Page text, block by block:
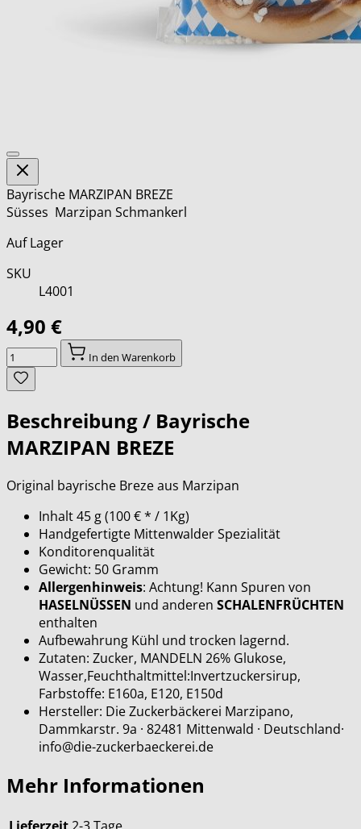
Bayrische MARZIPAN BREZE
Süsses Marzipan Schmankerl
Auf Lager
SKU
L4001
4,90 €
Menge
In den Warenkorb
Beschreibung / Bayrische
MARZIPAN BREZE
Original bayrische Breze aus Marzipan
Inhalt45 g(100 € * / 1Kg)
Handgefertigte Mittenwalder Spezialität
Konditorenqualität
Gewicht: 50 Gramm
Allergenhinweis: Achtung! Kann Spuren von
HASELNÜSSEN und anderen SCHALENFRÜCHTEN
enthalten
Aufbewahrung Kühl und trocken lagernd.
Zutaten: Zucker, MANDELN 26% Glukose,
Wasser,Feuchthaltmittel:Invertzuckersirup,
Farbstoffe: E160a, E120, E150d
Hersteller: Die Zuckerbäckerei Marzipano,
Dammkarstr. 9a · 82481 Mittenwald · Deutschland·
info@die-zuckerbaeckerei.de
Mehr Informationen
Lieferzeit 2-3 Tage